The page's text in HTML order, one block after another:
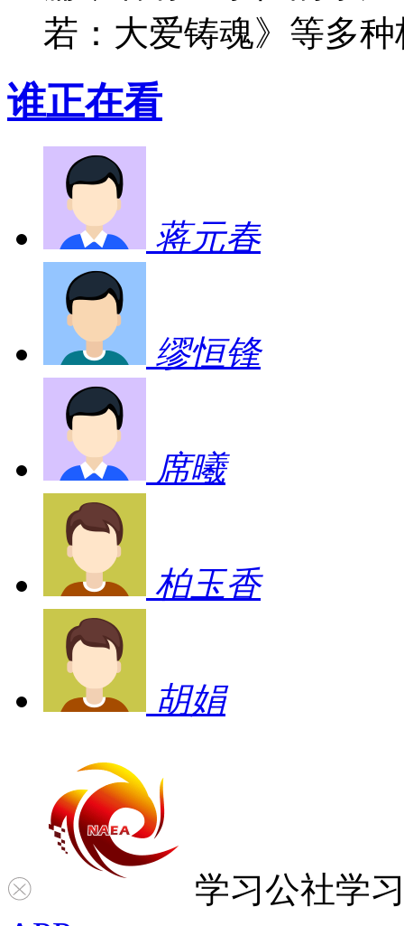
若：大爱铸魂》等多
谁正在看
蒋元春
缪恒锋
席曦
柏玉香
胡娟
学习公社学